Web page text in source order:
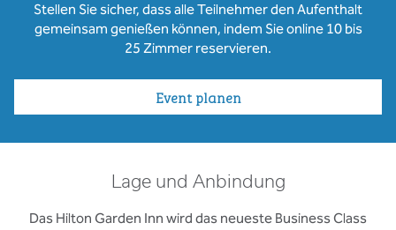
Stellen Sie sicher, dass alle Teilnehmer den Aufenthalt
gemeinsam genießen können, indem Sie online 10 bis
25 Zimmer reservieren.
Event planen
Lage und Anbindung
Das Hilton Garden Inn wird das neueste Business Class